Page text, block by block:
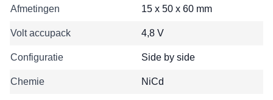
Afmetingen 15 x 50 x 60 mm
Volt accupack 4,8 V
Configuratie Side by side
Chemie NiCd